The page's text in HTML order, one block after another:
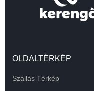
OLDALTÉRKÉP
Szállás Térkép